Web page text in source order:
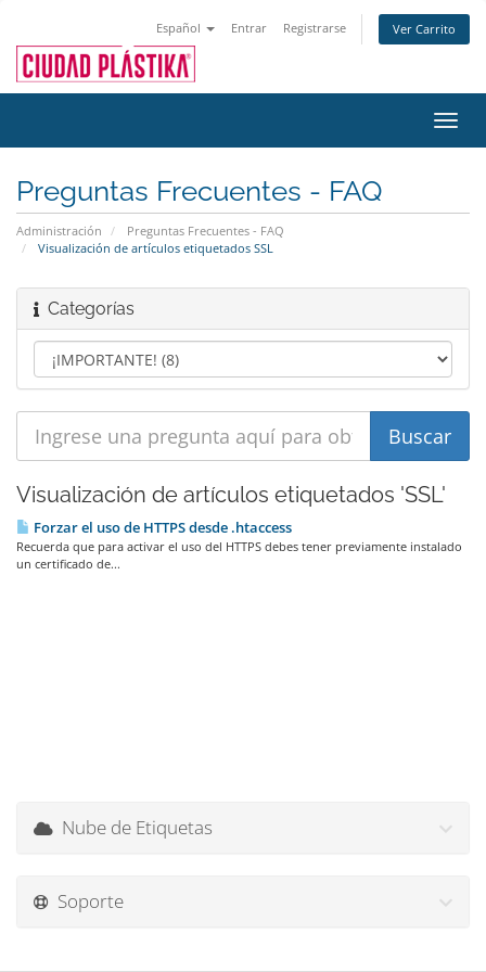
Español Entrar Registrarse Ver Carrito
Preguntas Frecuentes - FAQ
Administración
Preguntas Frecuentes - FAQ
Visualización de artículos etiquetados SSL
Categorías
Visualización de artículos etiquetados 'SSL'
Forzar el uso de HTTPS desde .htaccess
Recuerda que para activar el uso del HTTPS debes tener previamente instalado
un certificado de...
Nube de Etiquetas
Soporte